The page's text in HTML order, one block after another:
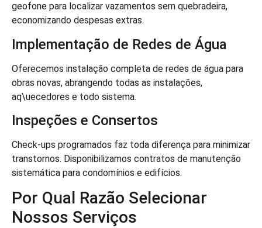
geofone para localizar vazamentos sem quebradeira,
economizando despesas extras.
Implementação de Redes de Água
Oferecemos instalação completa de redes de água para
obras novas, abrangendo todas as instalações,
aq\uecedores e todo sistema.
Inspeções e Consertos
Check-ups programados faz toda diferença para minimizar
transtornos. Disponibilizamos contratos de manutenção
sistemática para condomínios e edifícios.
Por Qual Razão Selecionar
Nossos Serviços